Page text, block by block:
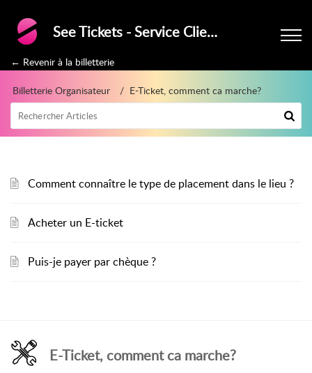
See Tickets - Service Clients
← Revenir à la billetterie
Billetterie Organisateur E-Ticket, comment ca marche?
Comment connaître le type de placement dans le lieu ?
Acheter un E-ticket
Puis-je payer par chèque ?
E-Ticket, comment ca marche?